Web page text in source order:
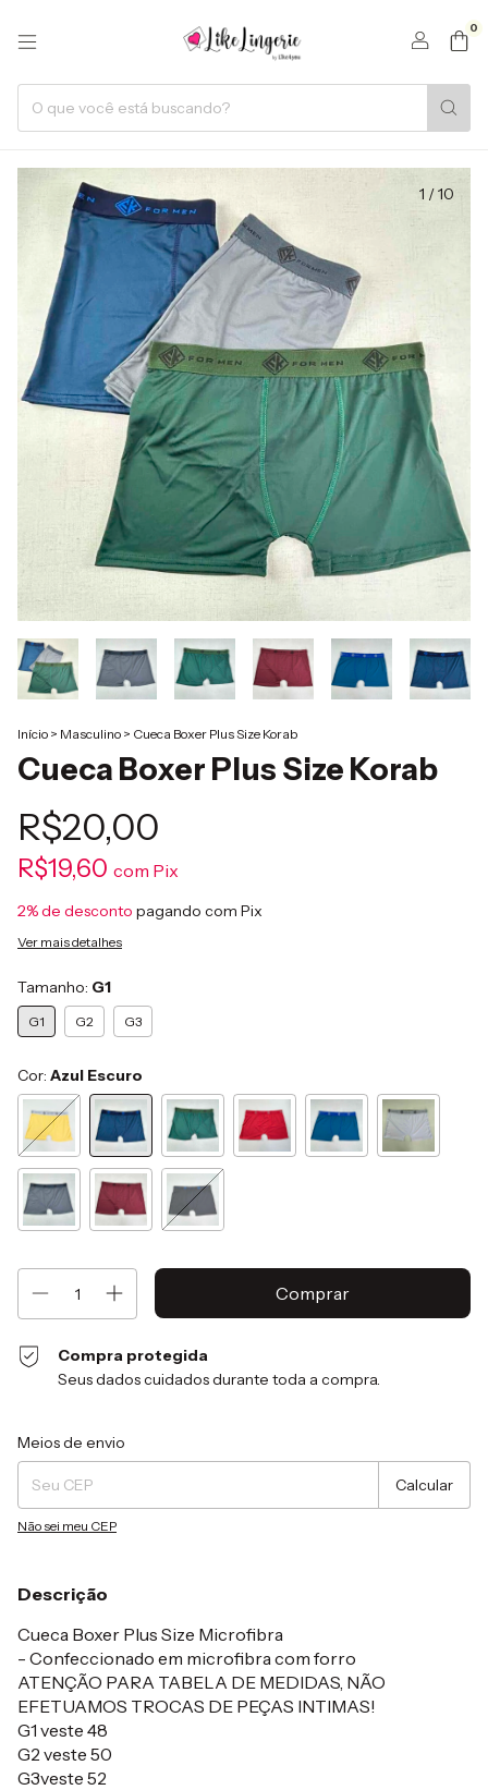
0
1 /10
Início > Masculino > Cueca Boxer Plus Size Korab
Cueca Boxer Plus Size Korab
R$20,00
R$19,60 com Pix
2% de desconto pagando com Pix
Ver mais detalhes
Tamanho: G1
G1 G2 G3
Cor: Azul Escuro
Compra protegida
Seus dados cuidados durante toda a compra.
Entregas para o CEP:
Meios de envio
Calcular
Não sei meu CEP
Descrição
Cueca Boxer Plus Size Microfibra
- Confeccionado em microfibra com forro
ATENÇÃO PARA TABELA DE MEDIDAS, NÃO
EFETUAMOS TROCAS DE PEÇAS INTIMAS!
G1 veste 48
G2 veste 50
G3veste 52